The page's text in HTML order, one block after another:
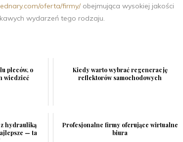
oferta/firmy/obejmująca wysokiej jakości
wydarzeń tego rodzaju.
pleców, o
wiedzieć
Kiedy warto wybrać regenerację
reflektorów samochodowych
hydrauliką
— ta
Profesjonalne firmy oferujące wirtualne
biura